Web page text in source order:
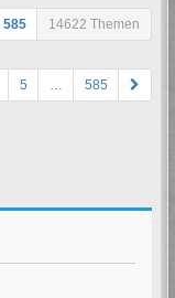
585 14622 Themen
5 … 585